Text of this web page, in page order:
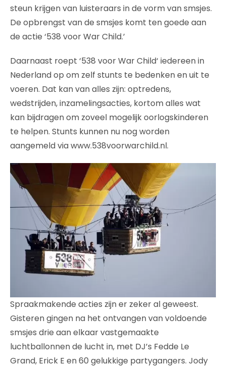
steun krijgen van luisteraars in de vorm van smsjes.
De opbrengst van de smsjes komt ten goede aan
de actie ‘538 voor War Child.’
Daarnaast roept ‘538 voor War Child‘ iedereen in
Nederland op om zelf stunts te bedenken en uit te
voeren. Dat kan van alles zijn: optredens,
wedstrijden, inzamelingsacties, kortom alles wat
kan bijdragen om zoveel mogelijk oorlogskinderen
te helpen. Stunts kunnen nu nog worden
aangemeld via www.538voorwarchild.nl.
Spraakmakende acties zijn er zeker al geweest.
Gisteren gingen na het ontvangen van voldoende
smsjes drie aan elkaar vastgemaakte
luchtballonnen de lucht in, met DJ’s Fedde Le
Grand, Erick E en 60 gelukkige partygangers. Jody